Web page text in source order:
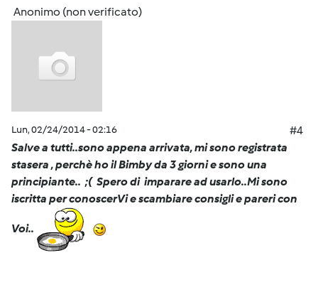
Anonimo (non verificato)
Lun, 02/24/2014 - 02:16
#4
Salve a tutti..sono appena arrivata, mi sono registrata
stasera , perchè ho il Bimby da 3 giorni e sono una
principiante.. ;( Spero di imparare ad usarlo..Mi sono
iscritta per conoscerVi e scambiare consigli e pareri con
Voi..